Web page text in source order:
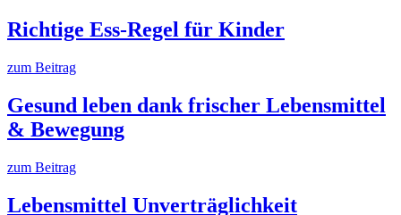
Richtige Ess-Regel für Kinder
zum Beitrag
Gesund leben dank frischer Lebensmittel
& Bewegung
zum Beitrag
Lebensmittel Unverträglichkeit